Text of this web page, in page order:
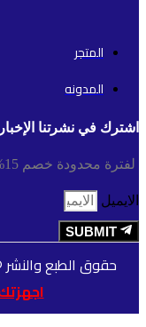
المتجر
المدونه
اشترك في نشرتنا
لفترة محدودة خصم 15% على عملية الشراء الأولى
الايميل
SUBMIT
حقوق الطبع والنشر © 2024 جميع الحقوق محفوظة